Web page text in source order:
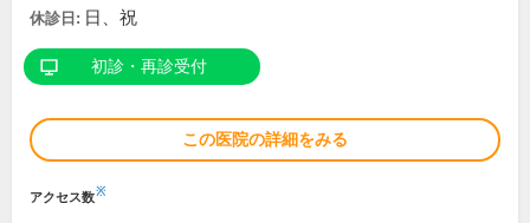
休診日: 日、祝
初診・再診受付
この医院の詳細をみる
アクセス数※